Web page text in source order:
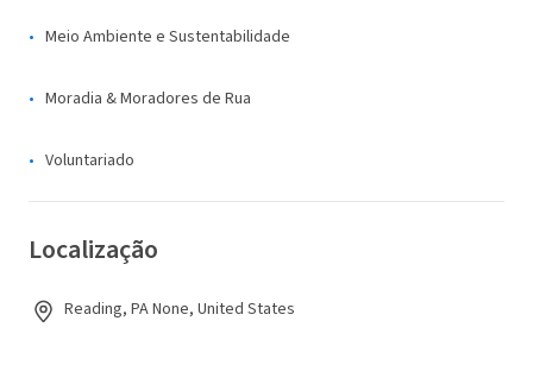
Meio Ambiente e Sustentabilidade
Moradia & Moradores de Rua
Voluntariado
Localização
Reading, PA None, United States